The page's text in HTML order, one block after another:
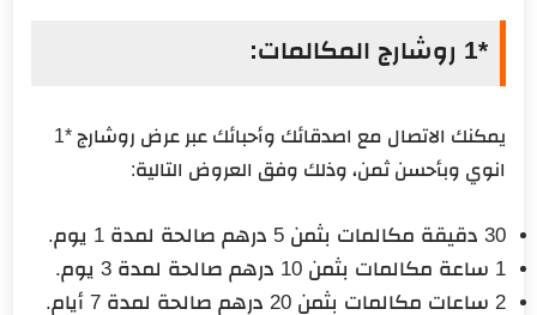
*1 روشارج المكالمات:
يمكنك الاتصال مع اصدقائك وأحبائك عبر عرض روشارج *1
انوي وبأحسن ثمن، وذلك وفق العروض التالية:
30 دقيقة مكالمات بثمن 5 درهم صالحة لمدة 1 يوم.
1 ساعة مكالمات بثمن 10 درهم صالحة لمدة 3 يوم.
2 ساعات مكالمات بثمن 20 درهم صالحة لمدة 7 أيام.